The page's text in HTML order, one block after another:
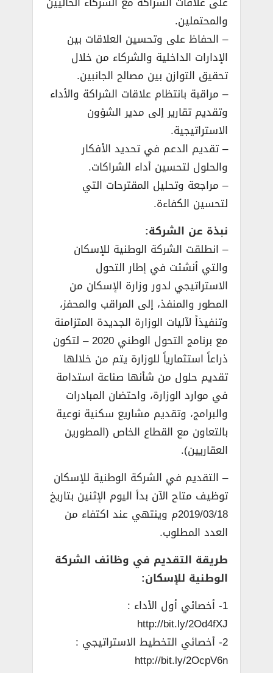
والمحتملين.
– الحفاظ على وتحسين العلاقات بين
الإدارات الداخلية والشركاء من خلال
تحقيق التوازن بين مصالح الجانبين.
– مراقبة بانتظام علاقات الشراكة والأداء
وتقديم تقارير إلى مدير الشؤون
الاستراتيجية.
– تقديم الدعم في تحديد الأفكار
والحلول لتحسين أداء الشراكات.
– مراجعة وتحليل المقترحات التي
لتحسين الكفاءة.
نبذة عن الشركة:
– انطلقت الشركة الوطنية للإسكان
والتي أنشئت في إطار التحول
الاستراتيجي لدور وزارة الإسكان من
المطور والمنفذ، إلى المراقب والمحفز،
وتنفيذاً لآليات الوزارة الجديدة المتزامنة
مع برنامج التحول الوطني 2020 – لتكون
ذراعاً استثمارياً للوزارة يتم من خلالها
تقديم حلول من شأنها صناعة استدامة
في موارد الوزارة، واحتضان المبادرات
والبرامج، وتقديم مشاريع سكنية نوعية
بالتعاون مع القطاع الخاص (المطورين
العقاريين).
– التقديم في الشركة الوطنية للإسكان
توظيف متاح الآن بدأ اليوم الإثنين بتاريخ
2019/03/18م وينتهي عند اكتفاء من
العدد المطلوب.
طريقة التقديم في وظائف الشركة
الوطنية للإسكان:
1- أخصائي أول الأداء :
http://bit.ly/2Od4fXJ
2- أخصائي التخطيط الاستراتيجي :
http://bit.ly/2OcpV6n